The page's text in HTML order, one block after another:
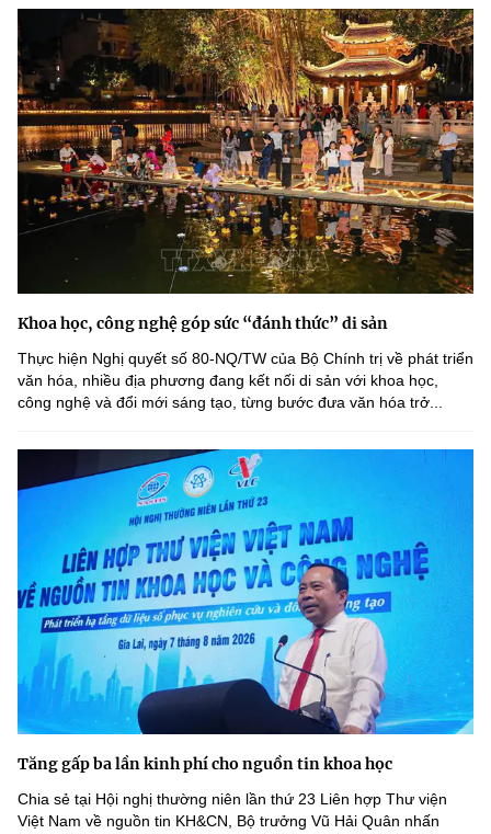
Khoa học, công nghệ góp sức “đánh thức” di sản
Thực hiện Nghị quyết số 80-NQ/TW của Bộ Chính trị về phát triển
văn hóa, nhiều địa phương đang kết nối di sản với khoa học,
công nghệ và đổi mới sáng tạo, từng bước đưa văn hóa trở...
Tăng gấp ba lần kinh phí cho nguồn tin khoa học
Chia sẻ tại Hội nghị thường niên lần thứ 23 Liên hợp Thư viện
Việt Nam về nguồn tin KH&CN, Bộ trưởng Vũ Hải Quân nhấn